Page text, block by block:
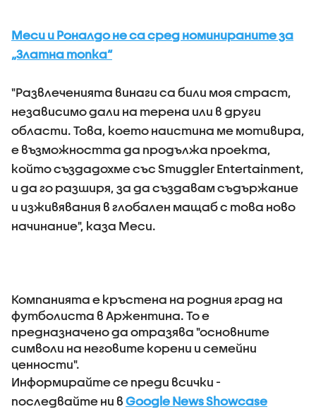
Меси и Роналдо не са сред номинираните за
„Златна топка“
"Развлеченията винаги са били моя страст,
независимо дали на терена или в други
области. Това, което наистина ме мотивира,
е възможността да продължа проекта,
който създадохме със Smuggler Entertainment,
и да го разширя, за да създавам съдържание
и изживявания в глобален мащаб с това ново
начинание", каза Меси.
Компанията е кръстена на родния град на
футболиста в Аржентина. То е
предназначено да отразява "основните
символи на неговите корени и семейни
ценности".
Информирайте се преди всички -
последвайте ни в Google News Showcase